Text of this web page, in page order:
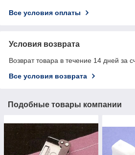
Все условия оплаты
Условия возврата
Возврат товара в течение 14 дней за
Все условия возврата
Подобные товары компании